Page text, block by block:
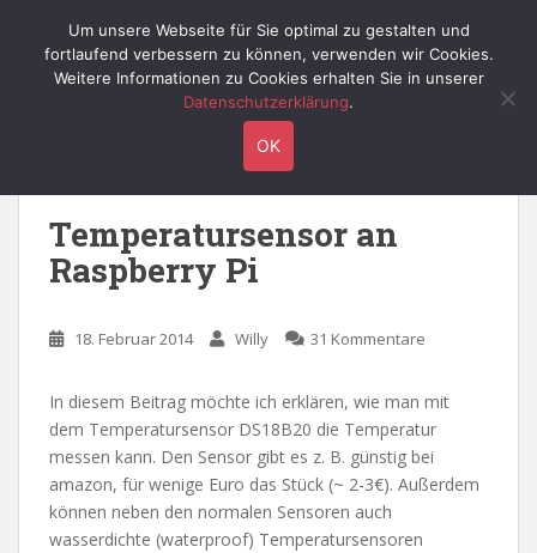
Willy's Technik-Blog
12-bit
Temperatursensor an
Raspberry Pi
18. Februar 2014 Willy 31 Kommentare
In diesem Beitrag möchte ich erklären, wie man mit
dem Temperatursensor DS18B20 die Temperatur
messen kann. Den Sensor gibt es z. B. günstig bei
amazon, für wenige Euro das Stück (~ 2-3€). Außerdem
können neben den normalen Sensoren auch
wasserdichte (waterproof) Temperatursensoren
Um unsere Webseite für Sie optimal zu gestalten und
fortlaufend verbessern zu können, verwenden wir Cookies.
Weitere Informationen zu Cookies erhalten Sie in unserer
Datenschutzerklärung.
OK